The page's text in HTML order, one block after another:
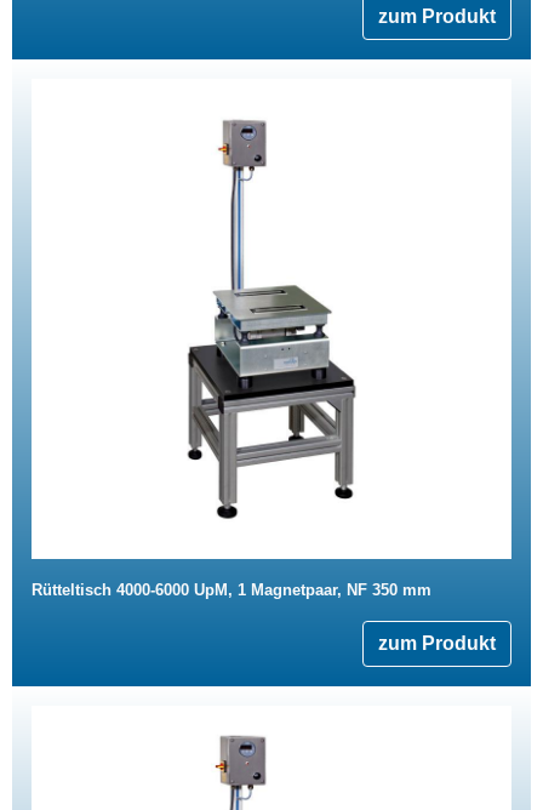
zum Produkt
Rütteltisch 4000-6000 UpM, 1 Magnetpaar, NF 350 mm
zum Produkt